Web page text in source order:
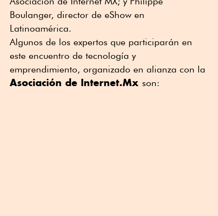
Boulanger, director de eShow en
Latinoamérica.
Algunos de los expertos que participarán en
este encuentro de tecnología y
emprendimiento, organizado en alianza con la
Asociación de Internet.Mx son: